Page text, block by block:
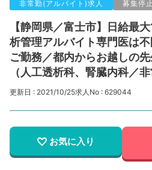
非常勤(アルバイト)求人 募集停止
【静岡県／富士市】日給最
析管理アルバイト専門医は
ご勤務／都内からお越しの
（人工透析科、腎臓内科／非
更新日 : 2021/10/25求人No : 629044
お気に入り